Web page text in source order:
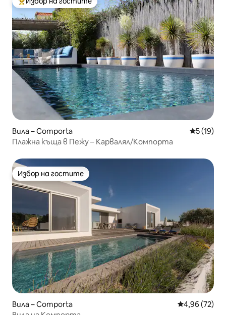
Най-популярен избор на гостите
Вила – Comporta Средна
5 (19)
Плажна къща в Пежу – Карвалял/Компорта
Избор на гостите
Избор на гостите
Вила – Comporta Средна
4,96 (72)